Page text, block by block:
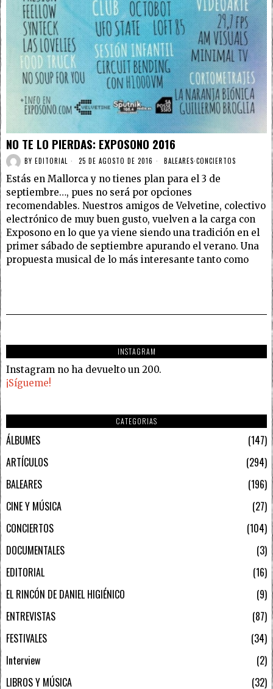
NO TE LO PIERDAS: EXPOSONO 2016
BY EDITORIAL 25 DE AGOSTO DE 2016 BALEARES·CONCIERTOS
Estás en Mallorca y no tienes plan para el 3 de
septiembre…, pues no será por opciones
recomendables. Nuestros amigos de Velvetine, colectivo
electrónico de muy buen gusto, vuelven a la carga con
Exposono en lo que ya viene siendo una tradición en el
primer sábado de septiembre apurando el verano. Una
propuesta musical de lo más interesante tanto como
INSTAGRAM
Instagram no ha devuelto un 200.
¡Sígueme!
CATEGORIAS
ÁLBUMES
147
ARTÍCULOS
294
BALEARES
196
CINE Y MÚSICA
27
CONCIERTOS
104
DOCUMENTALES
3
EDITORIAL
16
EL RINCÓN DE DANIEL HIGIÉNICO
9
ENTREVISTAS
87
FESTIVALES
34
Interview
2
LIBROS Y MÚSICA
32